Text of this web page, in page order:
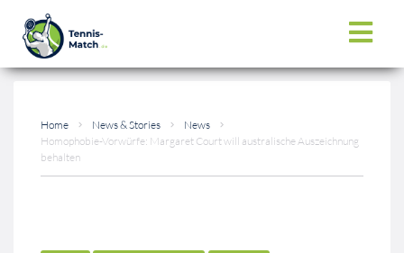
Home News & Stories
News
Homophobie-Vorwürfe: Margaret Court will australische Auszeichnung
behalten